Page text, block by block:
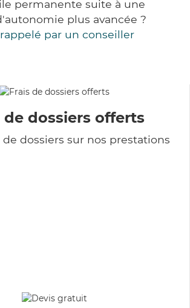
permanente suite à une
plus avancée ?
par un conseiller
de dossiers offerts
dossiers sur nos prestations